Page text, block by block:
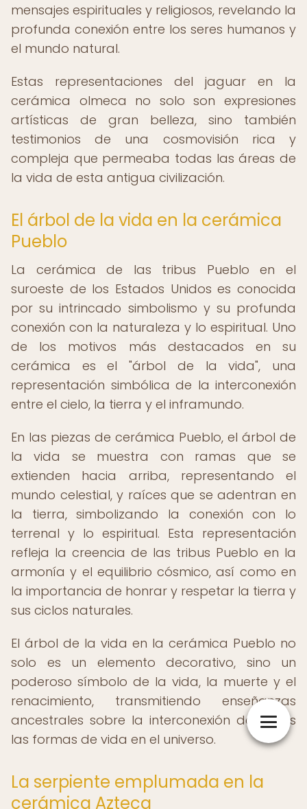
mensajes espirituales y religiosos, revelando la
profunda conexión entre los seres humanos y
el mundo natural.
Estas representaciones del jaguar en la
cerámica olmeca no solo son expresiones
artísticas de gran belleza, sino también
testimonios de una cosmovisión rica y
compleja que permeaba todas las áreas de
la vida de esta antigua civilización.
El árbol de la vida en la cerámica
Pueblo
La cerámica de las tribus Pueblo en el
suroeste de los Estados Unidos es conocida
por su intrincado simbolismo y su profunda
conexión con la naturaleza y lo espiritual. Uno
de los motivos más destacados en su
cerámica es el "árbol de la vida", una
representación simbólica de la interconexión
entre el cielo, la tierra y el inframundo.
En las piezas de cerámica Pueblo, el árbol de
la vida se muestra con ramas que se
extienden hacia arriba, representando el
mundo celestial, y raíces que se adentran en
la tierra, simbolizando la conexión con lo
terrenal y lo espiritual. Esta representación
refleja la creencia de las tribus Pueblo en la
armonía y el equilibrio cósmico, así como en
la importancia de honrar y respetar la tierra y
sus ciclos naturales.
El árbol de la vida en la cerámica Pueblo no
solo es un elemento decorativo, sino un
poderoso símbolo de la vida, la muerte y el
renacimiento, transmitiendo enseñanzas
ancestrales sobre la interconexión de todas
las formas de vida en el universo.
La serpiente emplumada en la
cerámica Azteca